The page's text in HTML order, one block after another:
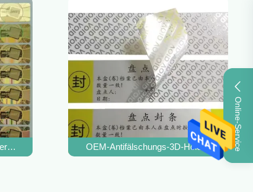
Online-Service
gefälschter Aufkleber-Antifilm-Kennzeichnungstransparenz-
OEM-Antifälschungs-3D-Hologramm-